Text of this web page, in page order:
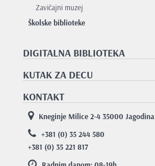
Zavičajni muzej
Školske biblioteke
DIGITALNA BIBLIOTEKA
KUTAK ZA DECU
KONTAKT
Kneginje Milice 2-4 35000 Jagodina
+381 (0) 35 244 580
+381 (0) 35 221 817